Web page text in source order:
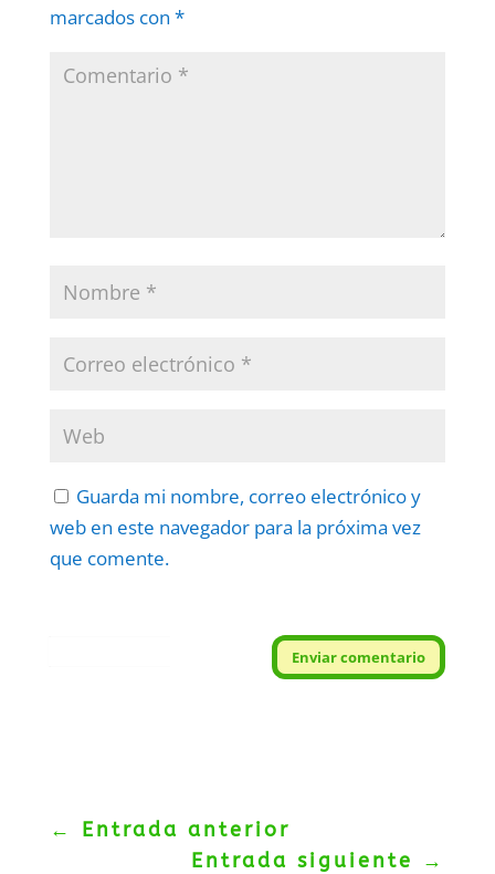
marcados con *
Guarda mi nombre, correo electrónico y
web en este navegador para la próxima vez
que comente.
Enviar comentario
← Entrada anterior
Entrada siguiente
→